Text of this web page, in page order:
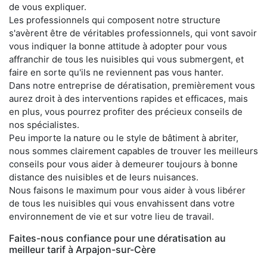
de vous expliquer.
Les professionnels qui composent notre structure
s'avèrent être de véritables professionnels, qui vont savoir
vous indiquer la bonne attitude à adopter pour vous
affranchir de tous les nuisibles qui vous submergent, et
faire en sorte qu'ils ne reviennent pas vous hanter.
Dans notre entreprise de dératisation, premièrement vous
aurez droit à des interventions rapides et efficaces, mais
en plus, vous pourrez profiter des précieux conseils de
nos spécialistes.
Peu importe la nature ou le style de bâtiment à abriter,
nous sommes clairement capables de trouver les meilleurs
conseils pour vous aider à demeurer toujours à bonne
distance des nuisibles et de leurs nuisances.
Nous faisons le maximum pour vous aider à vous libérer
de tous les nuisibles qui vous envahissent dans votre
environnement de vie et sur votre lieu de travail.
Faites-nous confiance pour une dératisation au
meilleur tarif à Arpajon-sur-Cère